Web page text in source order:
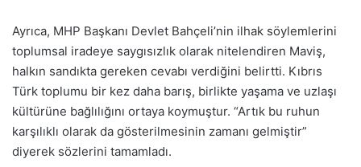
Ayrıca, MHP Başkanı Devlet Bahçeli’nin ilhak söylemlerini
toplumsal iradeye saygısızlık olarak nitelendiren Maviş,
halkın sandıkta gereken cevabı verdiğini belirtti. Kıbrıs
Türk toplumu bir kez daha barış, birlikte yaşama ve uzlaşı
kültürüne bağlılığını ortaya koymuştur. “Artık bu ruhun
karşılıklı olarak da gösterilmesinin zamanı gelmiştir”
diyerek sözlerini tamamladı.